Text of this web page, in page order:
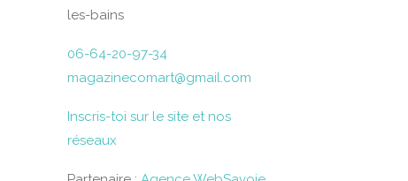
les-bains
06-64-20-97-34
magazinecomart@gmail.com
Inscris-toi sur le site et nos
réseaux